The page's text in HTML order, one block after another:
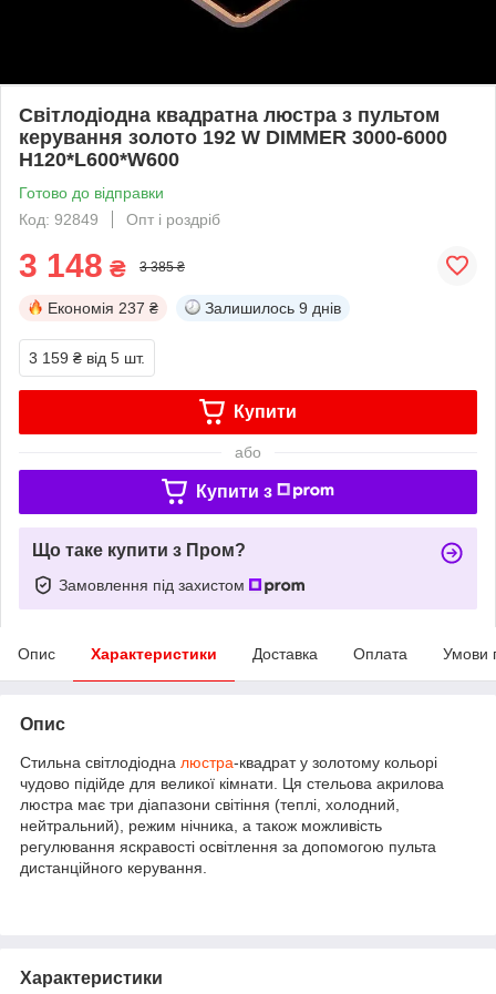
Світлодіодна квадратна люстра з пультом
керування золото 192 W DIMMER 3000-6000
H120*L600*W600
Готово до відправки
Код: 92849
Опт і роздріб
3 148 ₴ 3 385 ₴
Економія 237 ₴ Залишилось 9 днів
3 159 ₴ від 5 шт.
Купити
або
Купити з
Що таке купити з Пром?
Замовлення під захистом
Опис Характеристики Доставка Оплата Умови
Опис
Стильна світлодіодна люстра-квадрат у золотому кольорі
чудово підійде для великої кімнати. Ця стельова акрилова
люстра має три діапазони світіння (теплі, холодний,
нейтральний), режим нічника, а також можливість
регулювання яскравості освітлення за допомогою пульта
дистанційного керування.
Характеристики